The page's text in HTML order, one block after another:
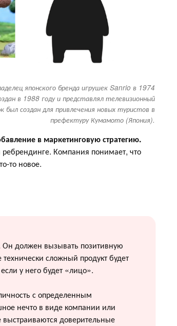
японского бренда игрушек Sanrio в 1974
в 1988 году и представлял телевизионный
создан для привлечения новых туристов в
префектуру Кумамото (Япония).
в маркетинговую стратегию.
Компания понимает, что
то новое.
должен вызывать позитивную
сложный продукт будет
у него будет «лицо».
с определенным
нечто в виде компании или
выстраиваются доверительные